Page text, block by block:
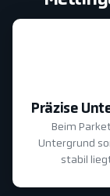
Präzise
Beim
Untergrund
stabil